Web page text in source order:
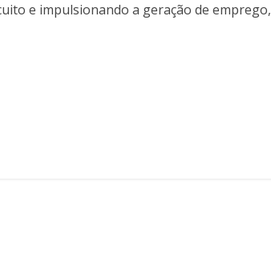
e impulsionando a geração de emprego,